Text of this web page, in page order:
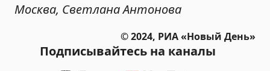
Москва, Светлана Антонова
© 2024, РИА «Новый День»
Подписывайтесь на каналы